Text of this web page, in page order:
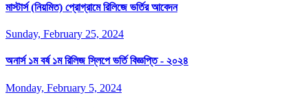
মাস্টার্স (নিয়মিত) প্রোগ্রামে রিলিজে ভর্তির আবেদন
Sunday, February 25, 2024
অনার্স ১ম বর্ষ ১ম রিলিজ স্লিপে ভর্তি বিজ্ঞপ্তি - ২০২৪
Monday, February 5, 2024